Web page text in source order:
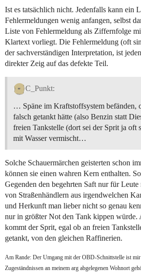
Ist es tatsächlich nicht. Jedenfalls kann ein
Fehlermeldungen wenig anfangen, selbst
Liste von Fehlermeldung als Ziffernfolge
Klartext vorliegt. Die Fehlermeldung (oft
der sachverständigen Interpretation, ist
direkter Zeig auf das defekte Teil.
C_Punkt:
… Späne im Kraftstoffsystem befänden,
falsch getankt hätte (also Benzin statt
freien Tankstelle (dort sei der Sprit ja oft
mit Wasser vermischt…
Solche Schauermärchen geisterten schon
können sie einen wahren Kern enthalten.
Gegenden den begehrten Saft nur für
von Straßenhändlern aus irgendwelchen
und Herkunft man lieber nicht so genau
nur in größter Not den Tank kippen würde.
kommt der Sprit, egal ob an freien
getankt, von den gleichen Raffinerien.
Am Rande: Der Umgang mit der OBD-Schnittstelle ist
Zugeständnissen an meinem arg abgelegenen Wohnort